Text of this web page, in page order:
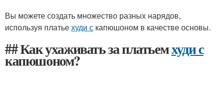
Вы можете создать множество разных нарядов,
используя платьехуди с капюшоном в качестве основы.
## Как ухаживать за платьемхуди с
капюшоном?